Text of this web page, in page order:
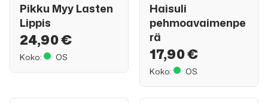
Pikku Myy Lasten
Lippis
24,90 €
Koko: OS
Haisuli
pehmoavaimenpe
rä
17,90 €
Koko: OS